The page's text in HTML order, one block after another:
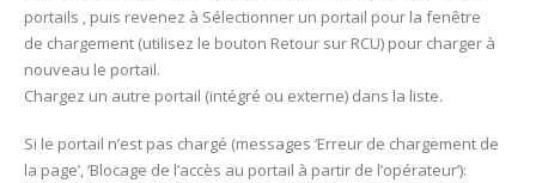
portails , puis revenez à Sélectionner un portail pour la fenêtre
de chargement (utilisez le bouton Retour sur RCU) pour charger à
nouveau le portail.
Chargez un autre portail (intégré ou externe) dans la liste.
Si le portail n’est pas chargé (messages ‘Erreur de chargement de
la page’, ‘Blocage de l’accès au portail à partir de l’opérateur’):